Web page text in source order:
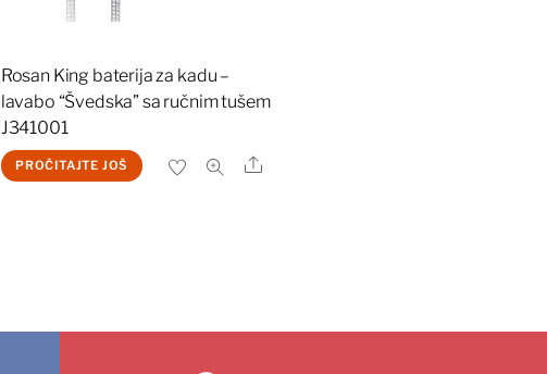
Rosan King baterija za kadu –
lavabo “Švedska” sa ručnim tušem
J341001
PROČITAJTE JOŠ Share